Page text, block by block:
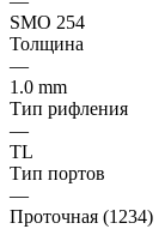
SMO 254
Толщина
—
1.0 mm
Тип рифления
—
TL
Тип портов
—
Проточная (1234)